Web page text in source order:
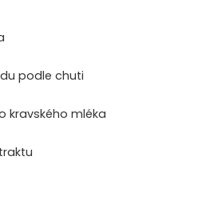
podle chuti
kravského mléka